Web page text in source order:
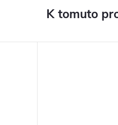
K tomuto